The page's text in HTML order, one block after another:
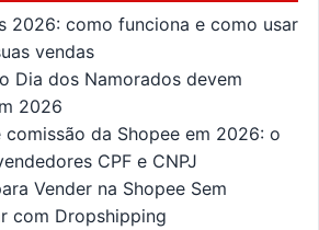
2026: como funciona e como usar
vendas
Dia dos Namorados devem
2026
da Shopee em 2026: o
CPF e CNPJ
Vender na Shopee Sem
com Dropshipping